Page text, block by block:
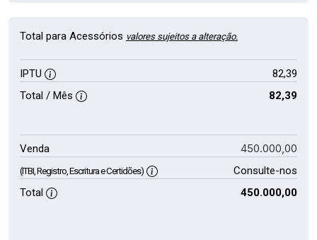
Total para Acessórios valores sujeitos a alteração.
IPTU
82,39
Total / Mês
82,39
Venda 450.000,00
(ITBI, Registro, Escritura e Certidões)
Consulte-nos
Total
450.000,00